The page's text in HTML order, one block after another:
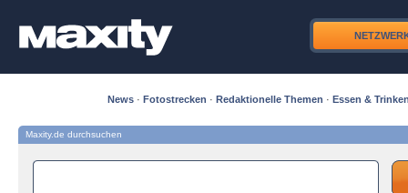
News · Fotostrecken · Redaktionelle Themen · Essen &
Maxity.de durchsuchen